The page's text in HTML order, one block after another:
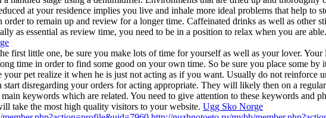
at your residence implies you live and inhale more ideal problems that help to
to remain up and review for a longer time. Caffeinated drinks as well as other
as essential as review time, you need to be in a position to relax when you are
first little one, be sure you make lots of time for yourself as well as your lover.
time in order to find some good on your own time. So be sure you place some
your pet realize it when he is just not acting as if you want. Usually do not
start disregarding your orders for acting appropriate. They will likely then on a
keywords which are related. You need to give attention to these keywords and
take the most high quality visitors to your website. Ugg Sko Norge